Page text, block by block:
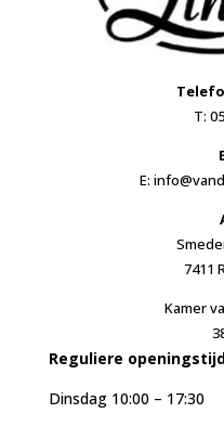
T:
E:
7411
Kamer
Reguliere
Dinsdag 10:00 – 17:30